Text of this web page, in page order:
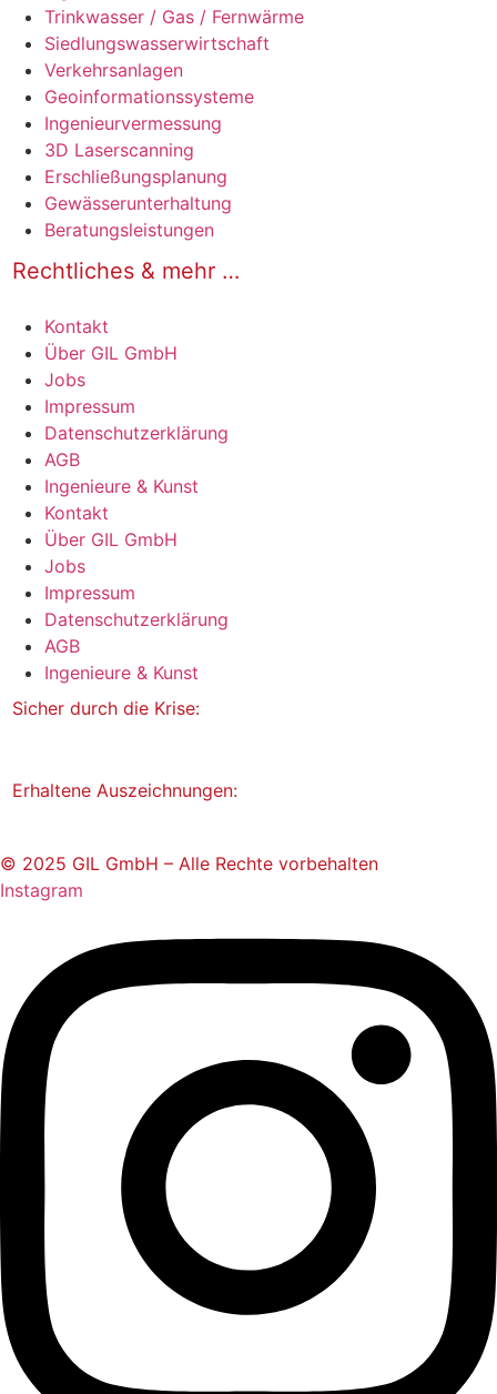
Trinkwasser / Gas / Fernwärme
Siedlungswasserwirtschaft
Verkehrsanlagen
Geoinformationssysteme
Ingenieurvermessung
3D Laserscanning
Erschließungsplanung
Gewässerunterhaltung
Beratungsleistungen
Rechtliches & mehr …
Kontakt
Über GIL GmbH
Jobs
Impressum
Datenschutzerklärung
AGB
Ingenieure & Kunst
Kontakt
Über GIL GmbH
Jobs
Impressum
Datenschutzerklärung
AGB
Ingenieure & Kunst
Sicher durch die Krise:
Erhaltene Auszeichnungen:
© 2025 GIL GmbH – Alle Rechte vorbehalten
Instagram